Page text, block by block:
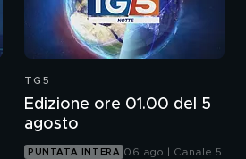
TG5
Edizione ore 01.00 del 5
agosto
PUNTATA INTERA 06 ago | Canale 5